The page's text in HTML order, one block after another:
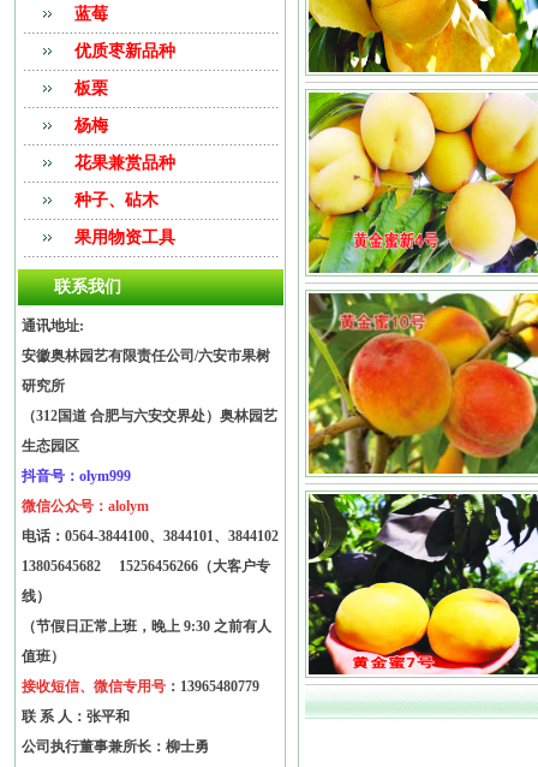
蓝莓
优质枣新品种
板栗
杨梅
花果兼赏品种
种子、砧木
果用物资工具
联系我们
通讯地址:
安徽奥林园艺有限责任公司/六安市果树
研究所
（312国道 合肥与六安交界处）奥林园艺
生态园区
抖音号：olym999
微信公众号：alolym
电话： 0564-3844100、3844101、3844102
13805645682
15256456266（大客户专
线）
（节假日正常上班，晚上 9:30 之前有人
值班）
接收短信、微信专用号 ：13965480779
联 系 人：张平和
公司执行董事兼所长：柳士勇